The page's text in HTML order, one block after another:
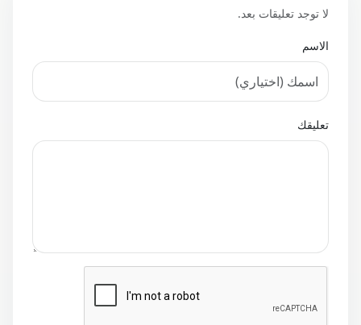
لا توجد تعليقات بعد.
الاسم
تعليقك